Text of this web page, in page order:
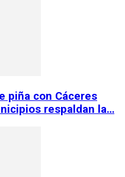
piña con Cáceres
respaldan la…